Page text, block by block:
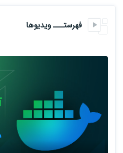
باشد.
برای کسب اطلاعات بیشتر لطفا ویدیو
فهرستـــ ویدیوها